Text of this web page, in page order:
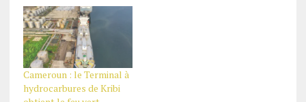
Cameroun : le Terminal à
hydrocarbures de Kribi